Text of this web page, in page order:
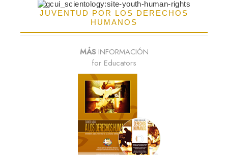
JUVENTUD POR LOS DERECHOS
HUMANOS
MÁSINFORMACIÓN
for Educators